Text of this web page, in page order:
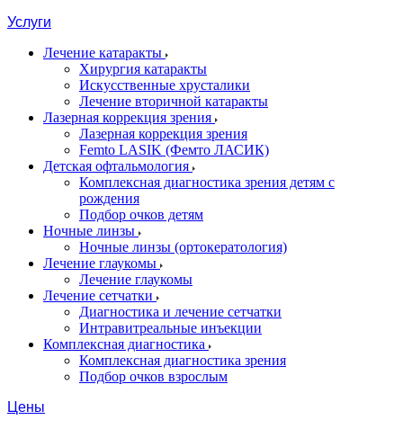
Услуги
Лечение катаракты
Хирургия катаракты
Искусственные хрусталики
Лечение вторичной катаракты
Лазерная коррекция зрения
Лазерная коррекция зрения
Femto LASIK (Фемто ЛАСИК)
Детская офтальмология
Комплексная диагностика зрения детям c
рождения
Подбор очков детям
Ночные линзы
Ночные линзы (ортокератология)
Лечение глаукомы
Лечение глаукомы
Лечение сетчатки
Диагностика и лечение сетчатки
Интравитреальные инъекции
Комплексная диагностика
Комплексная диагностика зрения
Подбор очков взрослым
Цены